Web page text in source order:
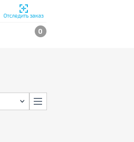
Отследить заказ
0